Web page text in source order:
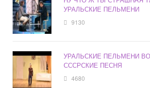
УРАЛЬСКИЕ ПЕЛЬМЕНИ
9130
УРАЛЬСКИЕ ПЕЛЬМЕНИ
СССРСКИЕ ПЕСНЯ
4680